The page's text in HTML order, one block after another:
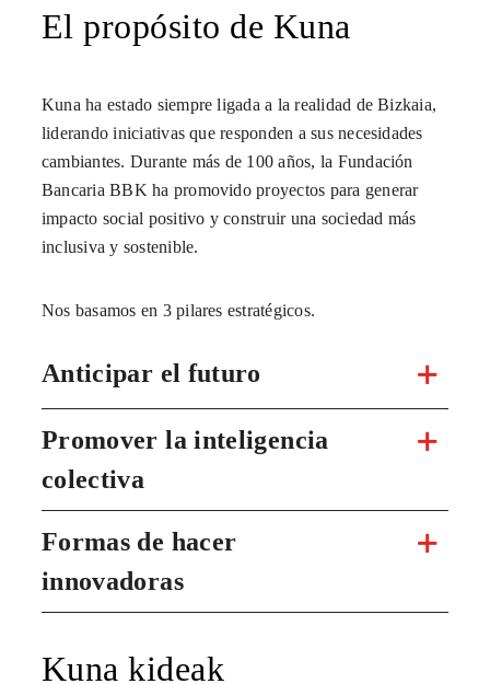
El propósito de Kuna
Kuna ha estado siempre ligada a la realidad de Bizkaia,
liderando iniciativas que responden a sus necesidades
cambiantes. Durante más de 100 años, la Fundación
Bancaria BBK ha promovido proyectos para generar
impacto social positivo y construir una sociedad más
inclusiva y sostenible.
Nos basamos en 3 pilares estratégicos.
Anticipar el futuro
Promover la inteligencia
colectiva
Formas de hacer
innovadoras
Kuna kideak